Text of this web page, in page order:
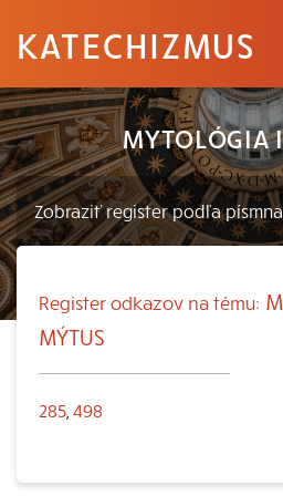
KATECHIZMUS
MYTOLÓGIA
Register odkazov na tému:
MÝTUS
285 498